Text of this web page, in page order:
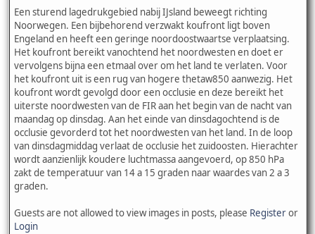
Een sturend lagedrukgebied nabij IJsland beweegt richting
Noorwegen. Een bijbehorend verzwakt koufront ligt boven
Engeland en heeft een geringe noordoostwaartse verplaatsing.
Het koufront bereikt vanochtend het noordwesten en doet er
vervolgens bijna een etmaal over om het land te verlaten. Voor
het koufront uit is een rug van hogere thetaw850 aanwezig. Het
koufront wordt gevolgd door een occlusie en deze bereikt het
uiterste noordwesten van de FIR aan het begin van de nacht van
maandag op dinsdag. Aan het einde van dinsdagochtend is de
occlusie gevorderd tot het noordwesten van het land. In de loop
van dinsdagmiddag verlaat de occlusie het zuidoosten. Hierachter
wordt aanzienlijk koudere luchtmassa aangevoerd, op 850 hPa
zakt de temperatuur van 14 a 15 graden naar waardes van 2 a 3
graden.
Guests are not allowed to view images in posts, please Registeror
Login